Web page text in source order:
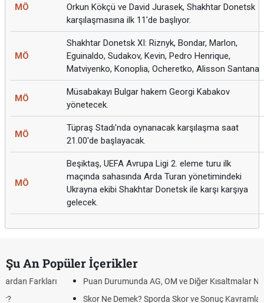
MÖ
Orkun Kökçü ve David Jurasek, Shakhtar Donetsk
karşılaşmasına ilk 11'de başlıyor.
MÖ
Shakhtar Donetsk XI: Riznyk, Bondar, Marlon,
Eguinaldo, Sudakov, Kevin, Pedro Henrique,
Matviyenko, Konoplia, Ocheretko, Alisson Santana
MÖ
Müsabakayı Bulgar hakem Georgi Kabakov
yönetecek.
MÖ
Tüpraş Stadı'nda oynanacak karşılaşma saat
21.00'de başlayacak.
MÖ
Beşiktaş, UEFA Avrupa Ligi 2. eleme turu ilk
maçında sahasında Arda Turan yönetimindeki
Ukrayna ekibi Shakhtar Donetsk ile karşı karşıya
gelecek.
Şu An Popüler İçerikler
Puan Durumunda AG, OM ve Diğer Kısaltmalar Ne Anlama Gelir?
Skor Ne Demek? Sporda Skor ve Sonuç Kavramları